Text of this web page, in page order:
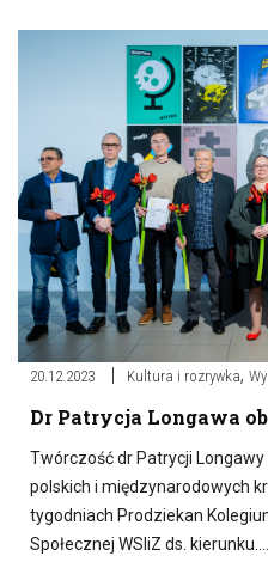
20.12.2023 Kultura i rozrywka,
Dr Patrycja Longawa
Twórczość dr Patrycji
polskich i międzynarodowych
tygodniach Prodziekan
Społecznej WSIiZ ds. kierunku….